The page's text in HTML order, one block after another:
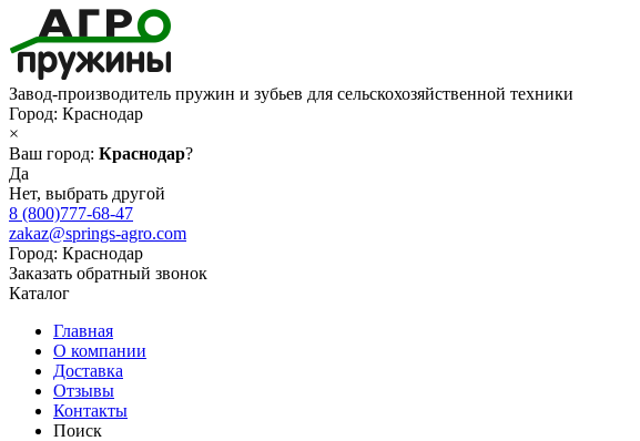
Завод-производитель пружин и зубьев для сельскохозяйственной техники
Город: Краснодар
×
Ваш город: Краснодар?
Да
Нет, выбрать другой
8 (800)777-68-47
zakaz@springs-agro.com
Город: Краснодар
Заказать обратный звонок
Каталог
Главная
О компании
Доставка
Отзывы
Контакты
Поиск